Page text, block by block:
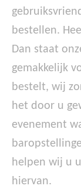
bestellen.
Dan staat
gemakkelijk
bestelt, wij
het door u
evenement
helpen wij u
hiervan.